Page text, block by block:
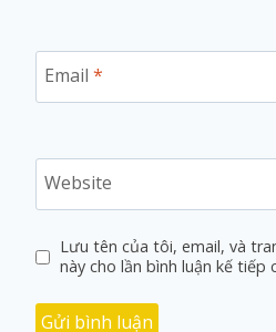
Email *
Website
Lưu tên của tôi, email, và
này cho lần bình luận kế tiếp